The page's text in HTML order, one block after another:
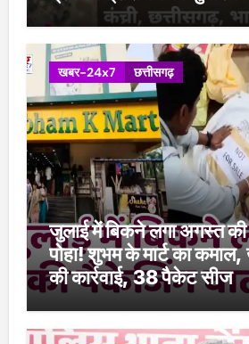
खबर-24x7 छत्तीसगढ़
जुलाई में बिकने लगा अगस्त की
पोहा! शुभम के मार्ट का कमाल,
की कार्रवाई, 38 पैकेट सीज